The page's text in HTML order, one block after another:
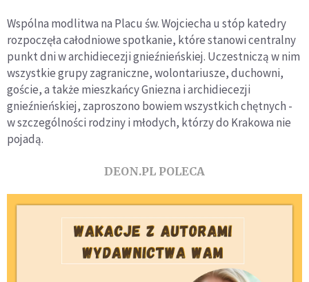
Wspólna modlitwa na Placu św. Wojciecha u stóp katedry
rozpoczęła całodniowe spotkanie, które stanowi centralny
punkt dni w archidiecezji gnieźnieńskiej. Uczestniczą w nim
wszystkie grupy zagraniczne, wolontariusze, duchowni,
goście, a także mieszkańcy Gniezna i archidiecezji
gnieźnieńskiej, zaproszono bowiem wszystkich chętnych -
w szczególności rodziny i młodych, którzy do Krakowa nie
pojadą.
DEON.PL POLECA